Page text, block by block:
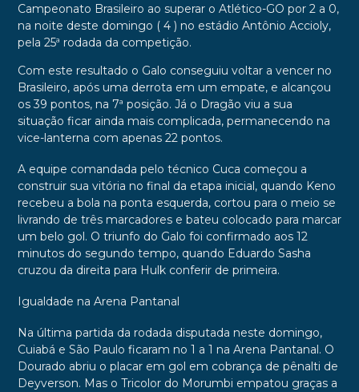
Campeonato Brasileiro ao superar o Atlético-GO por 2 a 0,
na noite deste domingo ( 4 ) no estádio Antônio Accioly,
pela 25ª rodada da competição.
Com este resultado o Galo conseguiu voltar a vencer no
Brasileiro, após uma derrota em um empate, e alcançou
os 39 pontos, na 7ª posição. Já o Dragão viu a sua
situação ficar ainda mais complicada, permanecendo na
vice-lanterna com apenas 22 pontos.
A equipe comandada pelo técnico Cuca começou a
construir sua vitória no final da etapa inicial, quando Keno
recebeu a bola na ponta esquerda, cortou para o meio se
livrando de três marcadores e bateu colocado para marcar
um belo gol. O triunfo do Galo foi confirmado aos 12
minutos do segundo tempo, quando Eduardo Sasha
cruzou da direita para Hulk conferir de primeira.
Igualdade na Arena Pantanal
Na última partida da rodada disputada neste domingo,
Cuiabá e São Paulo ficaram no 1 a 1 na Arena Pantanal. O
Dourado abriu o placar em gol em cobrança de pênalti de
Deyverson. Mas o Tricolor do Morumbi empatou graças a